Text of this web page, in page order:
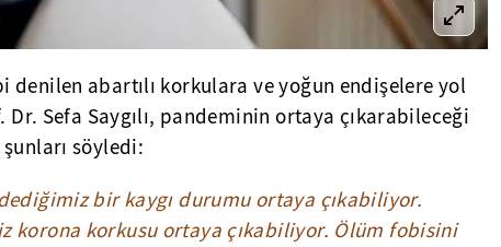
abartılı korkulara ve yoğun endişelere yol
Dr. Sefa Saygılı, pandeminin ortaya çıkarabileceği
söyledi:
bir kaygı durumu ortaya çıkabiliyor.
korona korkusu ortaya çıkabiliyor. Ölüm fobisini